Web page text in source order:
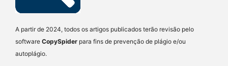
A partir de 2024, todos os artigos publicados terão revisão pelo
software CopySpider para fins de prevenção de plágio e/ou
autoplágio.